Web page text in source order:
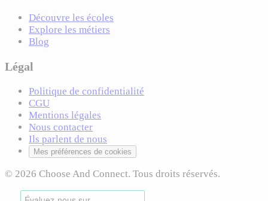
Découvre les écoles
Explore les métiers
Blog
Légal
Politique de confidentialité
CGU
Mentions légales
Nous contacter
Ils parlent de nous
Mes préférences de cookies
© 2026 Choose And Connect. Tous droits réservés.